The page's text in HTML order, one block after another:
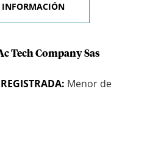
INFORMACIÓN
Tech Company Sas
Menor de